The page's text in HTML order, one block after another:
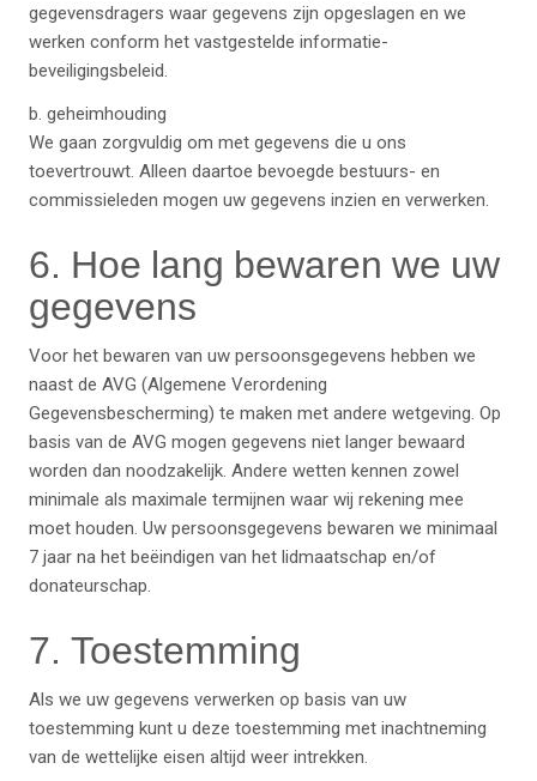
gegevensdragers waar gegevens zijn opgeslagen en we
werken conform het vastgestelde informatie-
beveiligingsbeleid.
b. geheimhouding
We gaan zorgvuldig om met gegevens die u ons
toevertrouwt. Alleen daartoe bevoegde bestuurs- en
commissieleden mogen uw gegevens inzien en verwerken.
6. Hoe lang bewaren we uw
gegevens
Voor het bewaren van uw persoonsgegevens hebben we
naast de AVG (Algemene Verordening
Gegevensbescherming) te maken met andere wetgeving. Op
basis van de AVG mogen gegevens niet langer bewaard
worden dan noodzakelijk. Andere wetten kennen zowel
minimale als maximale termijnen waar wij rekening mee
moet houden. Uw persoonsgegevens bewaren we minimaal
7 jaar na het beëindigen van het lidmaatschap en/of
donateurschap.
7. Toestemming
Als we uw gegevens verwerken op basis van uw
toestemming kunt u deze toestemming met inachtneming
van de wettelijke eisen altijd weer intrekken.